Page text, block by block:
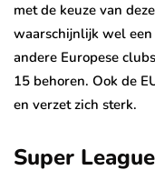
met de keuze van
waarschijnlijk wel
andere Europese
15 behoren. Ook de
en verzet zich sterk.
Super